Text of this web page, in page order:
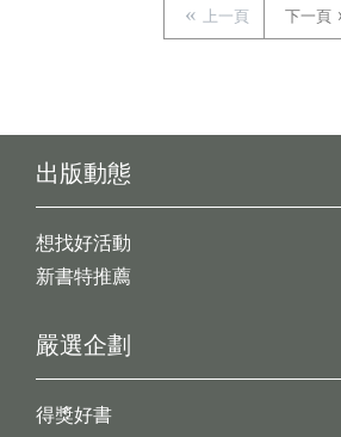
上一頁 下一頁
出版動態
想找好活動
新書特推薦
嚴選企劃
得獎好書